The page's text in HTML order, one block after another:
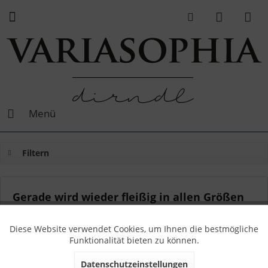
Menü
Filtern
Gerade wird wieder fleißig in allen Größen
Von: Sophia 29.08.17 12:00 0 Kommentare
Diese Website verwendet Cookies, um Ihnen die bestmögliche
Funktionalität bieten zu können.
Datenschutzeinstellungen